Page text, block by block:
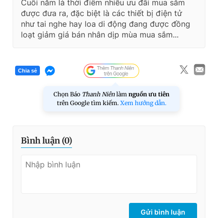
Cuối năm là thời điểm nhiều ưu đãi mua sắm
được đưa ra, đặc biệt là các thiết bị điện tử
như tai nghe hay loa di động đang được đồng
loạt giảm giá bán nhân dịp mùa mua sắm...
Chia sẻ
Chọn Báo Thanh Niên làm nguồn ưu tiên
trên Google tìm kiếm. Xem hướng dẫn.
Bình luận (0)
Gửi bình luận